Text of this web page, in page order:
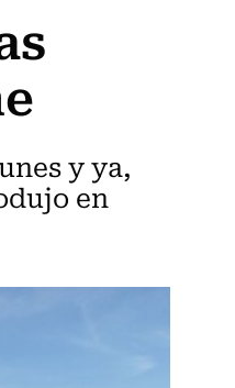
y ya,
en